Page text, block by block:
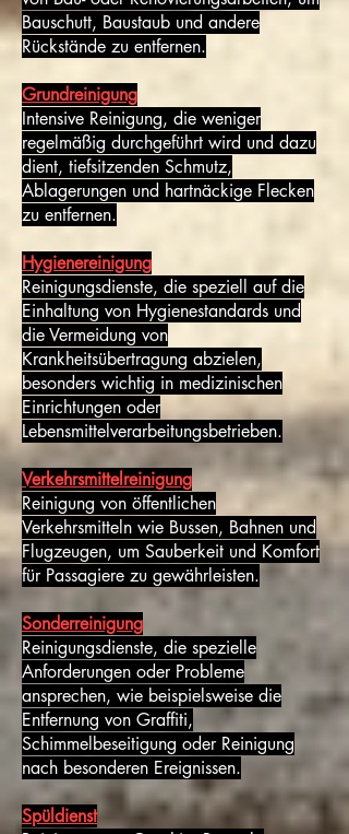
Bauschutt, Baustaub und andere
Rückstände zu entfernen.
Grundreinigung
Intensive Reinigung, die weniger
regelmäßig durchgeführt wird und dazu
dient, tiefsitzenden Schmutz,
Ablagerungen und hartnäckige Flecken
zu entfernen.
Hygienereinigung
Reinigungsdienste, die speziell auf die
Einhaltung von Hygienestandards und
die Vermeidung von
Krankheitsübertragung abzielen,
besonders wichtig in medizinischen
Einrichtungen oder
Lebensmittelverarbeitungsbetrieben.
Verkehrsmittelreinigung
Reinigung von öffentlichen
Verkehrsmitteln wie Bussen, Bahnen und
Flugzeugen, um Sauberkeit und Komfort
für Passagiere zu gewährleisten.
Sonderreinigung
Reinigungsdienste, die spezielle
Anforderungen oder Probleme
ansprechen, wie beispielsweise die
Entfernung von Graffiti,
Schimmelbeseitigung oder Reinigung
nach besonderen Ereignissen.
Spüldienst